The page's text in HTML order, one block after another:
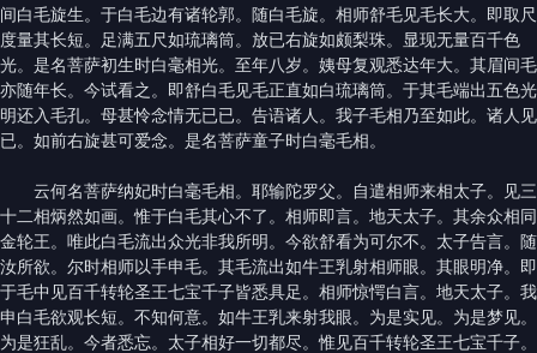
间白毛旋生。于白毛边有诸轮郭。随白毛旋。相师舒毛见毛长大。即取尺
度量其长短。足满五尺如琉璃筒。放已右旋如颇梨珠。显现无量百千色
光。是名菩萨初生时白毫相光。至年八岁。姨母复观悉达年大。其眉间毛
亦随年长。今试看之。即舒白毛见毛正直如白琉璃筒。于其毛端出五色光
明还入毛孔。母甚怜念情无已已。告语诸人。我子毛相乃至如此。诸人见
已。如前右旋甚可爱念。是名菩萨童子时白毫毛相。
云何名菩萨纳妃时白毫毛相。耶输陀罗父。自遣相师来相太子。见三
十二相炳然如画。惟于白毛其心不了。相师即言。地天太子。其余众相同
金轮王。唯此白毛流出众光非我所明。今欲舒看为可尔不。太子告言。随
汝所欲。尔时相师以手申毛。其毛流出如牛王乳射相师眼。其眼明净。即
于毛中见百千转轮圣王七宝千子皆悉具足。相师惊愕白言。地天太子。我
申白毛欲观长短。不知何意。如牛王乳来射我眼。为是实见。为是梦见。
为是狂乱。今者悉忘。太子相好一切都尽。惟见百千转轮圣王七宝千子。